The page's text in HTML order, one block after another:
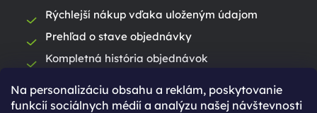
Na personalizáciu obsahu a reklám, poskytovanie
funkcií sociálnych médií a analýzu našej návštevnosti
Rýchlejší nákup vďaka uloženým údajom
Prehľad o stave objednávky
Kompletná história objednávok
registrovaných